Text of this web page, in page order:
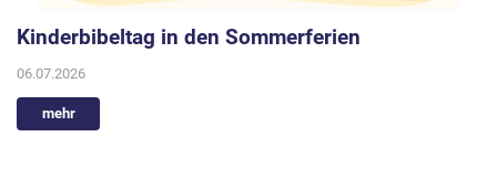
Kinderbibeltag in den Sommerferien
06.07.2026
mehr